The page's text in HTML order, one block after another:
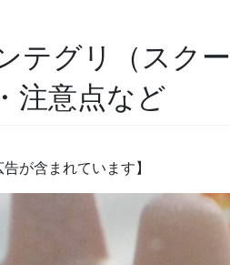
テグリ（スク
注意点など
が含まれています】